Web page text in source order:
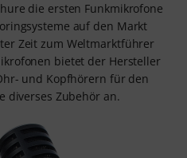
die ersten Funkmikrofone
auf den Markt
Zeit zum Weltmarktführer
bietet der Hersteller
und Kopfhörern für den
diverses Zubehör an.